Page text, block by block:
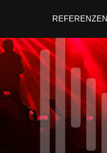
REFERENZEN